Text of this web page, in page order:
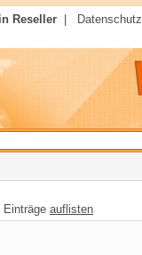
Reseller Datenschutz
auflisten